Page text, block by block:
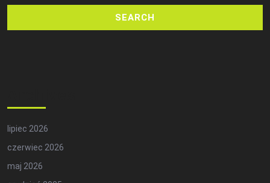
lipiec 2026
czerwiec 2026
maj 2026